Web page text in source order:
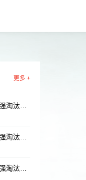
更多 +